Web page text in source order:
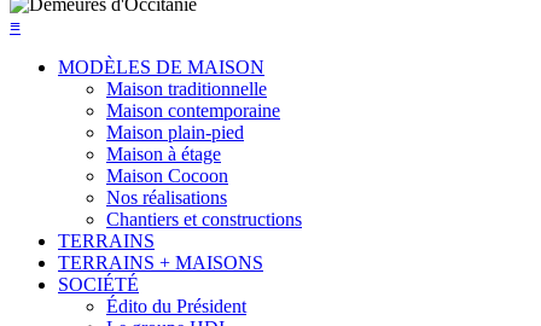
≡
MODÈLES DE MAISON
Maison traditionnelle
Maison contemporaine
Maison plain-pied
Maison à étage
Maison Cocoon
Nos réalisations
Chantiers et constructions
TERRAINS
TERRAINS + MAISONS
SOCIÉTÉ
Édito du Président